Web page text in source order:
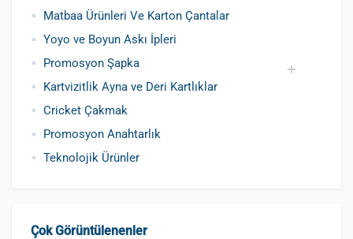
Matbaa Ürünleri Ve Karton Çantalar
Yoyo ve Boyun Askı İpleri
Promosyon Şapka
Pamuklu Şapka
Polyester Şapka
Baskılı Şapka Toptan
Kartvizitlik Ayna ve Deri Kartlıklar
Cricket Çakmak
Promosyon Anahtarlık
Teknolojik Ürünler
Çok Görüntülenenler